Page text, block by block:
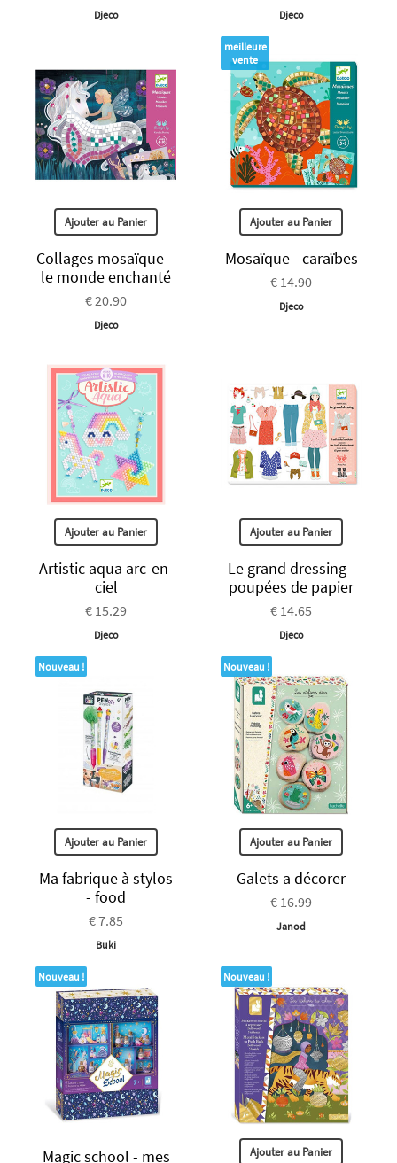
Djeco Djeco
Ajouter au Panier
Collages mosaïque –
le monde enchanté
€ 20.90
Djeco
meilleure
vente
Ajouter au Panier
Mosaïque - caraïbes
€ 14.90
Djeco
Ajouter au Panier
Artistic aqua arc-en-
ciel
€ 15.29
Djeco
Ajouter au Panier
Le grand dressing -
poupées de papier
€ 14.65
Djeco
Nouveau !
Ajouter au Panier
Ma fabrique à stylos
- food
€ 7.85
Buki
Nouveau !
Ajouter au Panier
Galets a décorer
€ 16.99
Janod
Nouveau !
Magic school - mes
Nouveau !
Ajouter au Panier